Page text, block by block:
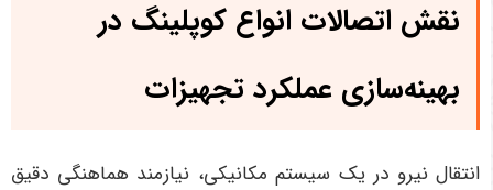
نقش اتصالات انواع کوپلینگ در
بهینه‌سازی عملکرد تجهیزات
انتقال نیرو در یک سیستم مکانیکی، نیازمند هماهنگی دقیق